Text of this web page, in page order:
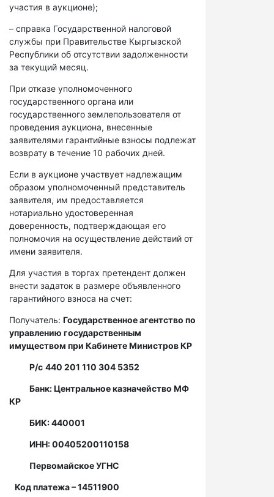
участия в аукционе);
– справка Государственной налоговой
службы при Правительстве Кыргызской
Республики об отсутствии задолженности
за текущий месяц.
При отказе уполномоченного
государственного органа или
государственного землепользователя от
проведения аукциона, внесенные
заявителями гарантийные взносы подлежат
возврату в течение 10 рабочих дней.
Если в аукционе участвует надлежащим
образом уполномоченный представитель
заявителя, им предоставляется
нотариально удостоверенная
доверенность, подтверждающая его
полномочия на осуществление действий от
имени заявителя.
Для участия в торгах претендент должен
внести задаток в размере объявленного
гарантийного взноса на счет:
Получатель: Государственное агентство по
управлению государственным
имуществом при Кабинете Министров КР
Р/с 440 201 110 304 5352
Банк: Центральное казначейство МФ
КР
БИК: 440001
ИНН: 00405200110158
Первомайское УГНС
Код платежа – 14511900